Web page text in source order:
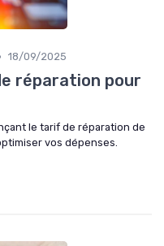
18/09/2025
réparation pour
le tarif de réparation de
vos dépenses.